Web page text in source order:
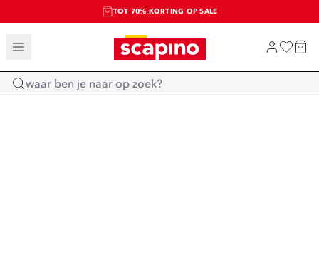
TOT 70% KORTING OP SALE
SALE: LAATSTE KANS!
SHOP NIEUW
Home